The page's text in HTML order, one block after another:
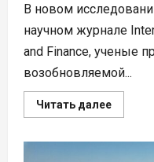
В новом
научном журнале
and Finance, ученые
возобновляемой...
Читать далее
больше